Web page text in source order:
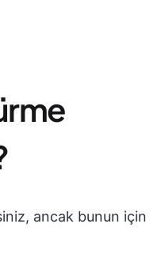
ancak bunun için